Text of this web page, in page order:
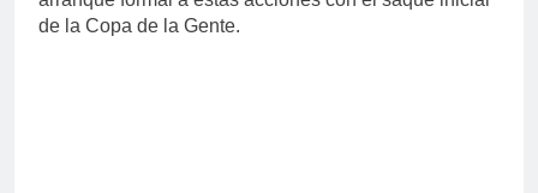
de la Copa de la Gente.